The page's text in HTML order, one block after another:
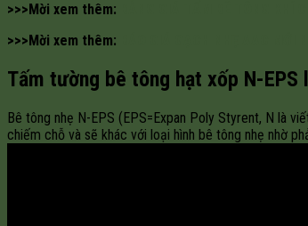
>>>Mời xem thêm:
>>>Mời xem thêm:
Tấm tường bê tông hạt xốp N-EPS
Bê tông nhẹ N-EPS (EPS=Expan Poly Styrent, N là
chiếm chỗ và sẽ khác với loại hình bê tông nhẹ nhờ